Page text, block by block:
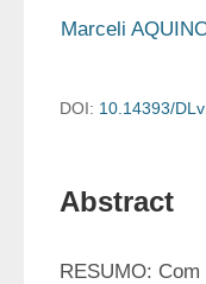
Marceli
DOI: 10.14393/
Abstract
RESUMO: